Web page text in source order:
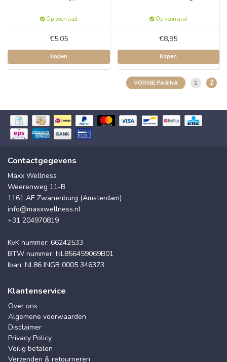
Op voorraad
€5,05
Kopen
Op voorraad
€8,95
Kopen
VORIGE PAGINA 1 2
Contactgegevens
Maxx Wellness
Weerenweg 11-B
1161 AE Zwanenburg (Amsterdam)
info@maxxwellness.nl
+31 204970819
KvK nummer: 66242533
BTW nummer: NL856459069B01
Iban: NL86 INGB 0005 346373
Klantenservice
Over ons
Algemene voorwaarden
Disclaimer
Privacy Policy
Veilig betalen
Verzenden & retourneren